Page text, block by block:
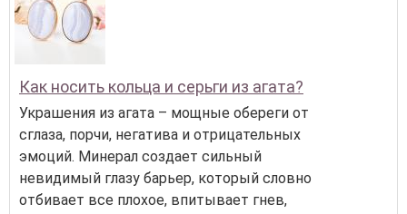
Как носить кольца и серьги из агата?
Украшения из агата – мощные обереги от
сглаза, порчи, негатива и отрицательных
эмоций. Минерал создает сильный
невидимый глазу барьер, который словно
отбивает все плохое, впитывает гнев,